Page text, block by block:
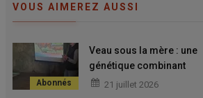
VOUS AIMEREZ AUSSI
Veau sous la mère : une
génétique combinant
conformation bouchère
21 juillet 2026